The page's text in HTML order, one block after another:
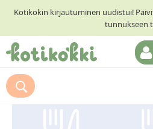
Kotikokin kirjautuminen uudistui!
tunnukseen
ETUSIVU
RESEPTIHAKU
Suosittelemme myös